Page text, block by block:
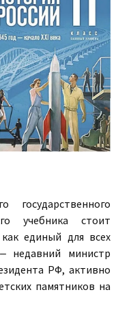
учебника стоит
единый для всех
министр
РФ, активно
памятников на